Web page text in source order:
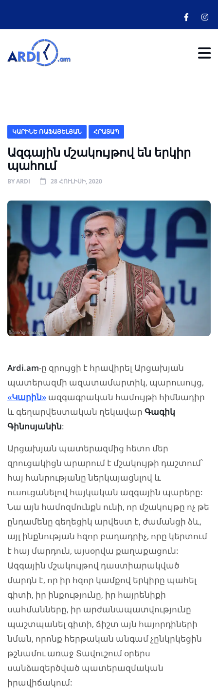
ԿԱՐԻՆԵ ՌԱՖԱՅԵԼՅԱՆ ՀՐԱՏԱՊ
Ազգային մշակույթով են երկիր
պահում
BYARDI 28 ՀՈՒԼԻՍԻ, 2020
Ardi.am-ը զրույցի է հրավիրել Արցախյան
պատերազմի ազատամարտիկ, պարուսույց,
«Կարին» ազգագրական համույթի հիմնադիր
և գեղարվեստական ղեկավար Գագիկ
Գինոսյանին:
Արցախյան պատերազմից հետո մեր
զրուցակիցն արարում է մշակույթի դաշտում՝
հայ հանրությանը ներկայացնլով և
ուսուցանելով հայկական ազգային պարերը:
Նա այն համոզմունքն ունի, որ մշակույթը ոչ թե
ընդամենը գեղեցիկ արվեստ է, ժամանցի ձև,
այլ ինքնության հզոր բաղադրիչ, որը կերտում
է հայ մարդուն, այսօրվա քաղաքացուն:
Ազգային մշակույթով դաստիարակված
մարդն է, որ իր հզոր կամքով երկիրը պահել
գիտի, իր ինքությունը, իր հայրենիքի
սահմանները, իր արժանապատվությունը
պաշտպանել գիտի, ճիշտ այն հայորդիների
նման, որոնք հերթական անգամ չընկրկեցին
թշնամու առաջ Տավուշում օրերս
սանձազերծված պատերազմական
իրավիճակում: